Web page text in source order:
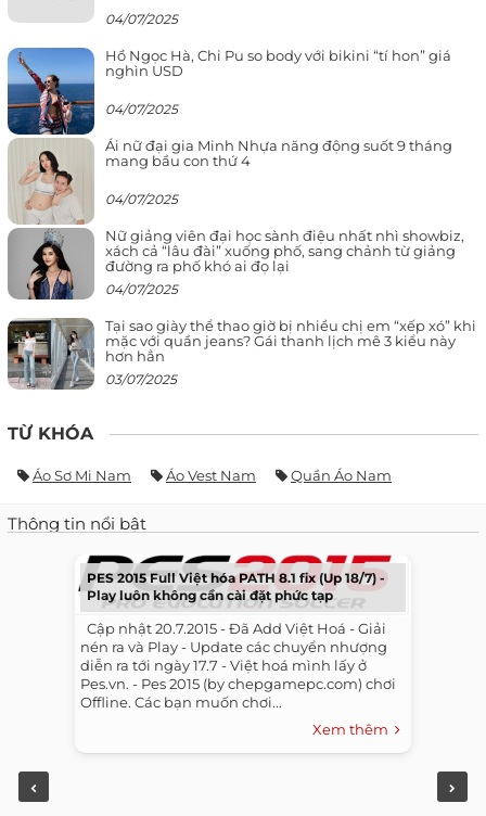
04/07/2025
Hồ Ngọc Hà, Chi Pu so body với bikini “tí hon” giá
nghìn USD
04/07/2025
Ái nữ đại gia Minh Nhựa năng động suốt 9 tháng
mang bầu con thứ 4
04/07/2025
Nữ giảng viên đại học sành điệu nhất nhì showbiz,
xách cả “lâu đài” xuống phố, sang chảnh từ giảng
đường ra phố khó ai đọ lại
04/07/2025
Tại sao giày thể thao giờ bị nhiều chị em “xếp xó” khi
mặc với quần jeans? Gái thanh lịch mê 3 kiểu này
hơn hẳn
03/07/2025
TỪ KHÓA
Áo Sơ Mi Nam Áo Vest Nam Quần Áo Nam
Thông tin nổi bật
PES 2015 Full Việt hóa PATH 8.1 fix (Up 18/7) -
Play luôn không cần cài đặt phức tạp
​ ​ Cập nhật 20.7.2015 - Đã Add Việt Hoá - Giải
nén ra và Play - Update các chuyển nhượng
diễn ra tới ngày 17.7 - Việt hoá mình lấy ở
Pes.vn. - Pes 2015 (by chepgamepc.com) chơi
Offline. Các bạn muốn chơi...
Xem thêm